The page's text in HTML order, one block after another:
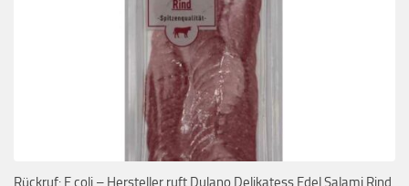
Rückruf: E.coli – Hersteller ruft Dulano Delikatess Edel Salami Rind